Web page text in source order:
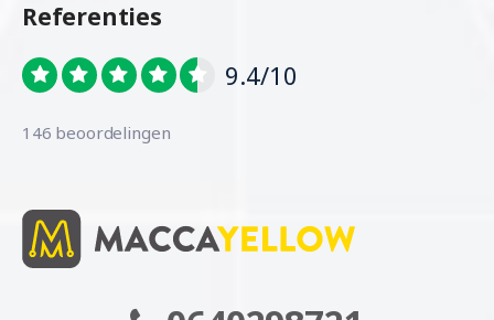
Referenties
9.4/10
146 beoordelingen